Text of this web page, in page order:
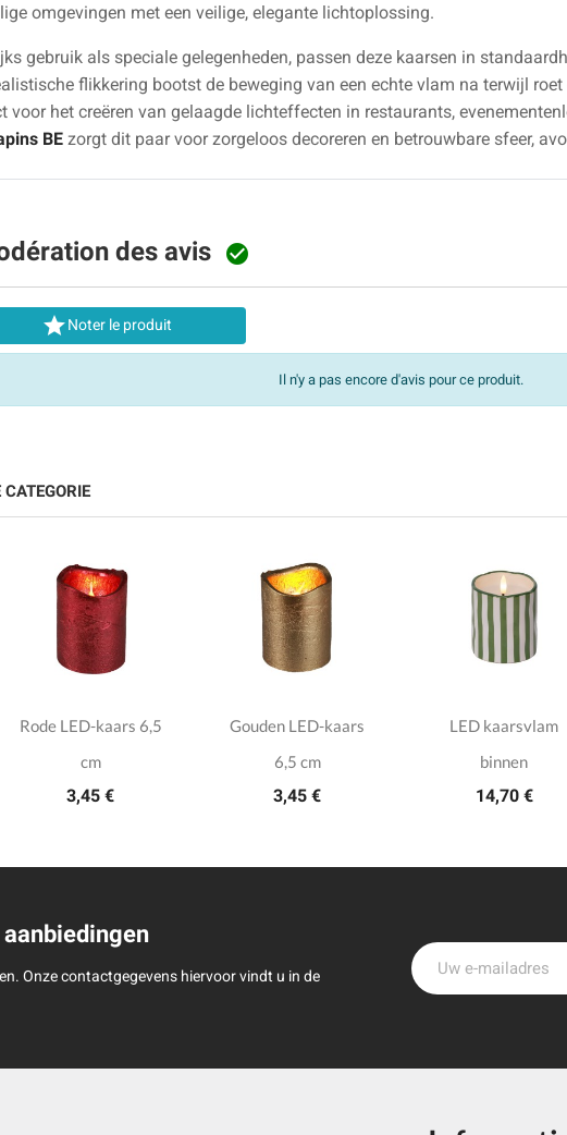
omgevingen met een veilige, elegante lichtoplossing.
gebruik als speciale gelegenheden, passen deze kaarsen in
flikkering bootst de beweging van een echte vlam na terwijl
voor het creëren van gelaagde lichteffecten in restaurants,
BE zorgt dit paar voor zorgeloos decoreren en betrouwbare sfeer,
des avis 
Noter le produit
Il n'y a pas encore d'avis pour ce produit.
Rode LED-kaars 6,5
cm
3,45 €
Gouden LED-kaars
6,5 cm
3,45 €
LED kaarsvlam
binnen
14,70 €
Onze contactgegevens hiervoor vindt u in de